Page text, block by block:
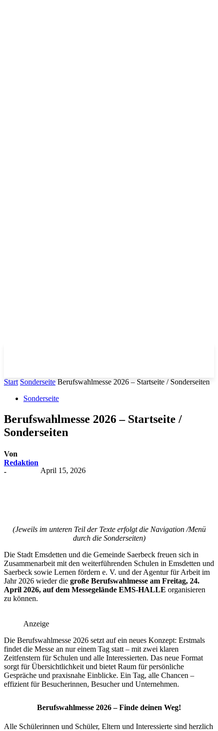
Start Sonderseite Berufswahlmesse 2026 – Startseite / Sonderseiten
Sonderseite
Berufswahlmesse 2026 – Startseite /
Sonderseiten
Von
Redaktion
-
April 15, 2026
(Jeweils im unteren Teil der Texte erfolgt die Navigation /Menü
durch die Sonderseiten)
Die Stadt Emsdetten und die Gemeinde Saerbeck freuen sich in
Zusammenarbeit mit den weiterführenden Schulen in Emsdetten und
Saerbeck sowie Lernen fördern e. V. und der Agentur für Arbeit im
Jahr 2026 wieder die große Berufswahlmesse am Freitag, 24.
April 2026, auf dem Messegelände EMS-HALLE organisieren
zu können.
Anzeige
Die Berufswahlmesse 2026 setzt auf ein neues Konzept: Erstmals
findet die Messe an nur einem Tag statt – mit zwei klaren
Zeitfenstern für Schulen und alle Interessierten. Das neue Format
sorgt für Übersichtlichkeit und bietet Raum für persönliche
Gespräche und praxisnahe Einblicke. Ein Tag, alle Chancen –
effizient für Besucherinnen, Besucher und Unternehmen.
Berufswahlmesse 2026 – Finde deinen Weg!
Alle Schülerinnen und Schüler, Eltern und Interessierte sind herzlich